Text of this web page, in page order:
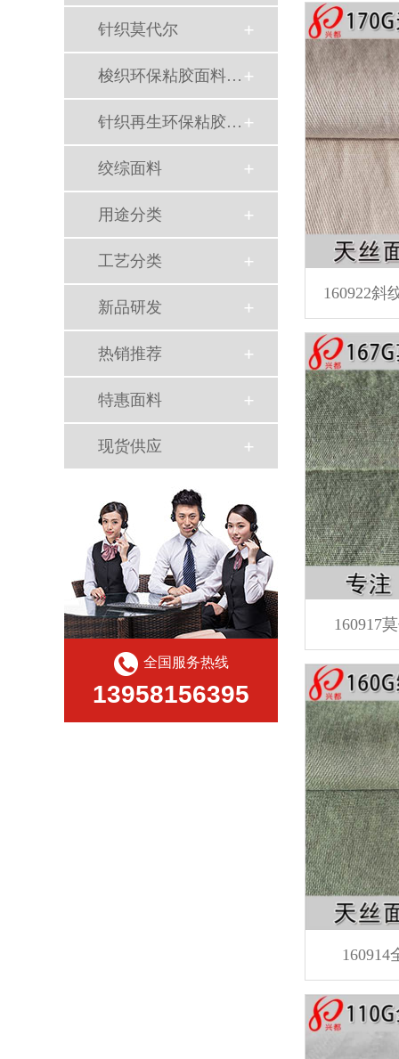
160917
160914
针织莫代尔
梭织环保粘胶面料（Ecovero）
针织再生环保粘胶面料
绞综面料
用途分类
工艺分类
新品研发
热销推荐
特惠面料
现货供应
全国服务热线
13958156395